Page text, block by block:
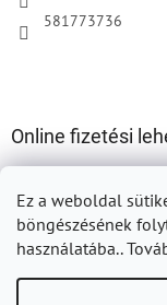
Ez a weboldal
böngészésének
használatába..
581773736
Online fizetési